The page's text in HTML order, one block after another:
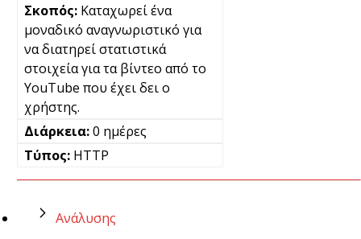
Καταχωρεί ένα
μοναδικό αναγνωριστικό για
να διατηρεί στατιστικά
στοιχεία για τα βίντεο από το
YouTube που έχει δει ο
χρήστης.
0 ημέρες
HTTP
Ανάλυσης